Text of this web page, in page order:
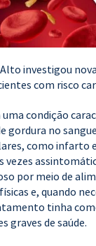
investigou
com risco
condição
gordura no
como infarto
vezes
por meio de
e, quando
tinha
graves de saúde.